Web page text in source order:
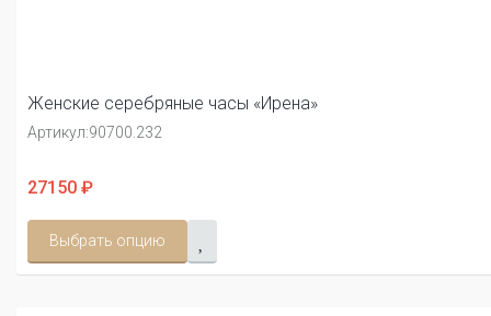
Женские серебряные часы «Ирена»
Артикул:90700.232
27150 ₽
Выбрать опцию